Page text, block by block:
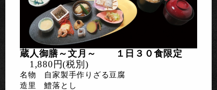
蔵人御膳～文月～ １日３０食限定
1,880円(税別)
名物 自家製手作りざる豆腐
造里 鱧落とし